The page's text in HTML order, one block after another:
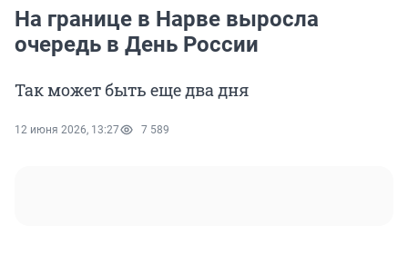
На границе в Нарве выросла
очередь в День России
Так может быть еще два дня
12 июня 2026, 13:27 7 589